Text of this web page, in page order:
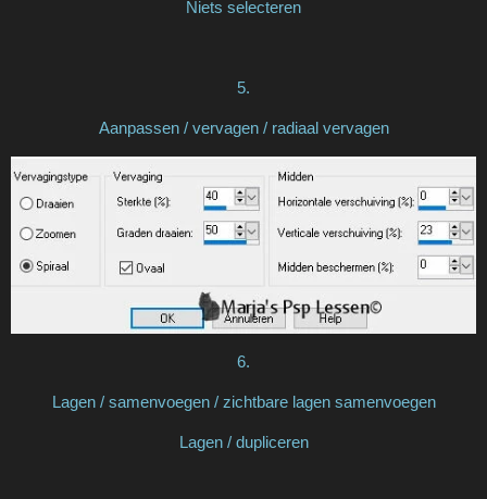
Niets selecteren
5.
Aanpassen / vervagen / radiaal vervagen
6.
Lagen / samenvoegen / zichtbare lagen samenvoegen
Lagen / dupliceren